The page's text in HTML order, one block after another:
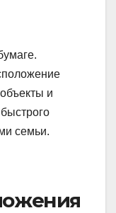
и
семьи.